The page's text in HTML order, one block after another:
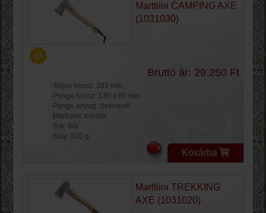
Marttiini CAMPING AXE
(1031030)
Bruttó ár: 29.250 Ft
-Teljes hossz: 385 mm
-Penge hossz: 130 x 80 mm
-Penge anyag: Szénacél
-Markolat: Kőrisfa
-Tok: Bőr
-Súly: 830 g
Kosárba
Marttiini TREKKING
AXE (1031020)